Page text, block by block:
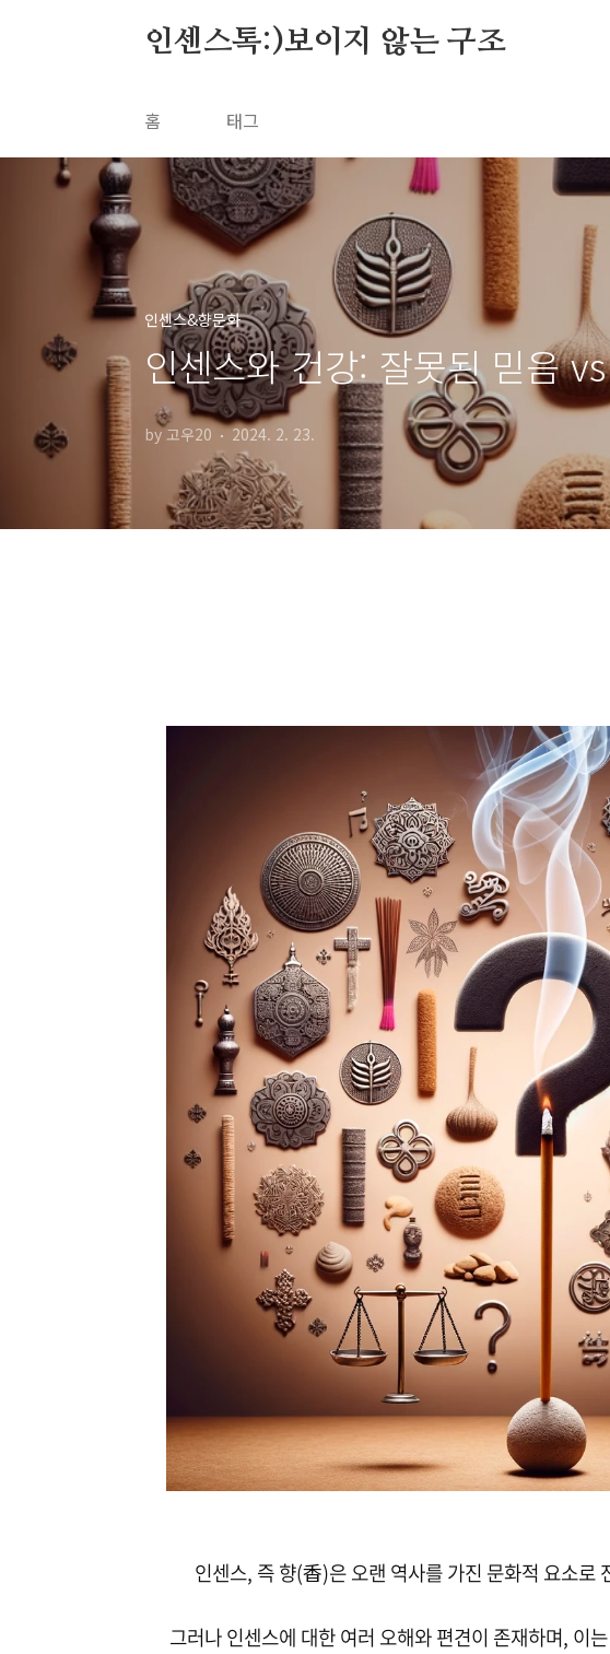
인센스톡:)보이지 않는 구조
홈 태그
인센스&향문화
인센스와 건강: 잘못된 믿음
by 고우20 2024. 2. 23.
인센스, 즉 향(香)은 오랜 역사를 가진 문화적 요소로
그러나 인센스에 대한 여러 오해와 편견이 존재하며, 이